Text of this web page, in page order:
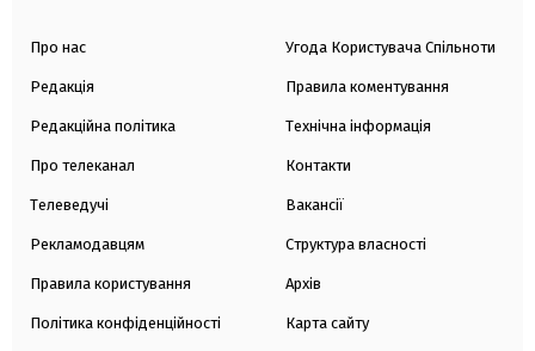
Про нас
Редакція
Редакційна політика
Про телеканал
Телеведучі
Рекламодавцям
Правила користування
Політика конфіденційності
Угода Користувача Спільноти
Правила коментування
Технічна інформація
Контакти
Вакансії
Структура власності
Архів
Карта сайту